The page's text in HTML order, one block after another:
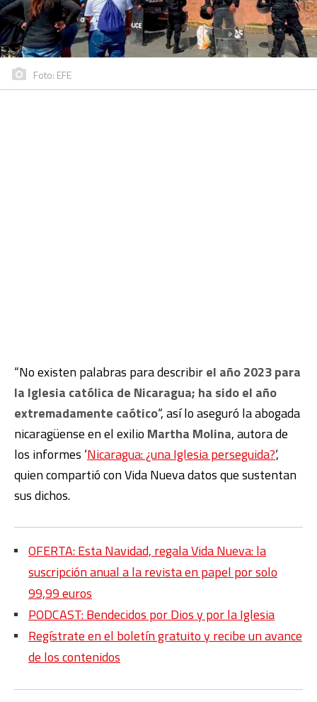
Foto: EFE
“No existen palabras para describirel año 2023 para
la Iglesia católica de Nicaragua; ha sido el año
extremadamente caótico“, así lo aseguró la abogada
nicaragüense en el exilio Martha Molina, autora de
los informes ‘Nicaragua: ¿una Iglesia perseguida?‘,
quien compartió con Vida Nueva datos que sustentan
sus dichos.
OFERTA: Esta Navidad, regala Vida Nueva: la
suscripción anual a la revista en papel por solo
99,99 euros
PODCAST: Bendecidos por Dios y por la Iglesia
Regístrate en el boletín gratuito y recibe un avance
de los contenidos